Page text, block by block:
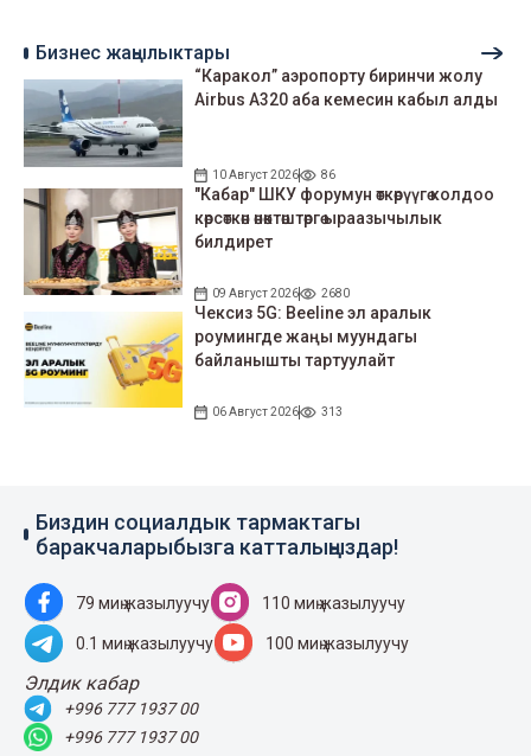
Бизнес жаңылыктары
“Каракол” аэропорту биринчи жолу
Airbus A320 аба кемесин кабыл алды
10 Август 2026 86
"Кабар" ШКУ форумун өткөрүүгө колдоо
көрсөткөн өнөктөштөргө ыраазычылык
билдирет
09 Август 2026 2680
Чексиз 5G: Beeline эл аралык
роумингде жаңы муундагы
байланышты тартуулайт
06 Август 2026 313
Биздин социалдык тармактагы
баракчаларыбызга катталыңыздар!
79 миң жазылуучу 110 миң жазылуучу
0.1 миң жазылуучу 100 миң жазылуучу
Элдик кабар
+996 777 1937 00
+996 777 1937 00